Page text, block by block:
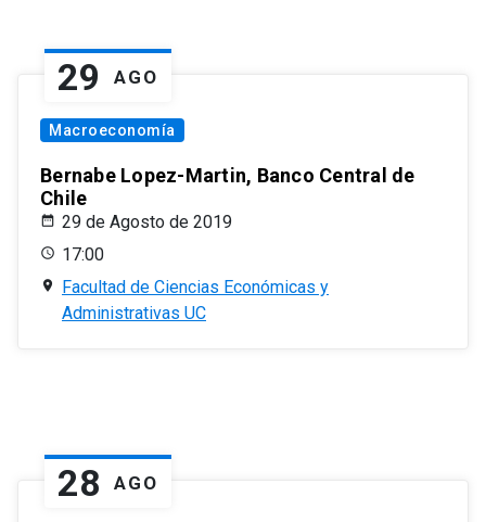
29 AGO
Macroeconomía
Bernabe Lopez-Martin, Banco Central de
Chile
29 de Agosto de 2019
17:00
Facultad de Ciencias Económicas y
Administrativas UC
28 AGO